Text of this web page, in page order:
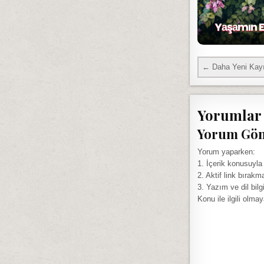
Yаşаmın
← Daha Yeni
Yorumlar
Yorum
Yorum yaparken:
1. İçerik konusuyla
2. Aktif link
3. Yazım ve dil
Konu ile ilgili